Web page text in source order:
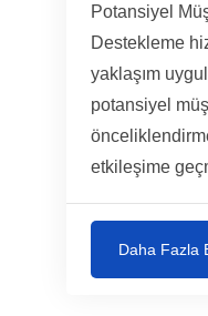
Potansiyel
Destekleme
yaklaşım
potansiyel
etkileşime
Daha Fazla